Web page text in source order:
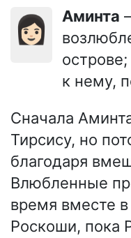
👩🏻 Аминта
к нему,
Сначала
Тирсису, но
благодаря
Влюбленные
время вместе
Роскоши, пока